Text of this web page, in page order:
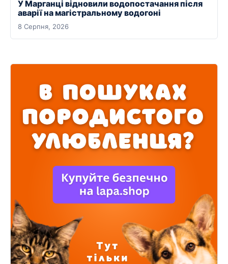
У Марганці відновили водопостачання після
аварії на магістральному водогоні
8 Серпня, 2026